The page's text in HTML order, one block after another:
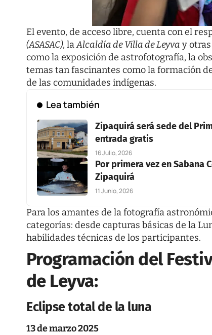
El evento, de acceso libre, cuenta con el
(ASASAC), laAlcaldía de Villa de Leyva y
como la exposición de astrofotografía, la
temas tan fascinantes como la formación
de las comunidades indígenas.
Lea también
Zipaquirá será sede del
entrada gratis
16 Julio, 2026
Por primera vez en Sabana
Zipaquirá
11 Junio, 2026
Para los amantes de la fotografía
categorías: desde capturas básicas de la
habilidades técnicas de los participantes.
Programación del
de Leyva:
Eclipse total de la luna
13 de marzo 2025